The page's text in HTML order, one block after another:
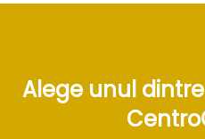
Alege unul